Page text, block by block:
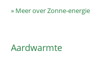
» Meer over Zonne-energie
Aardwarmte